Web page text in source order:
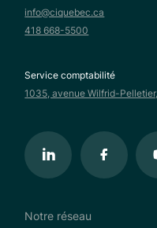
info@ciquebec.ca
418 668-5500
Service comptabilité
1035, avenue Wilfrid-
Notre réseau